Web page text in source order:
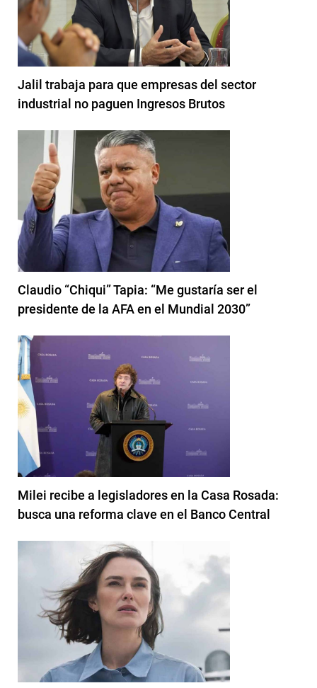
Jalil trabaja para que empresas del sector
industrial no paguen Ingresos Brutos
Claudio “Chiqui” Tapia: “Me gustaría ser el
presidente de la AFA en el Mundial 2030”
Milei recibe a legisladores en la Casa Rosada:
busca una reforma clave en el Banco Central